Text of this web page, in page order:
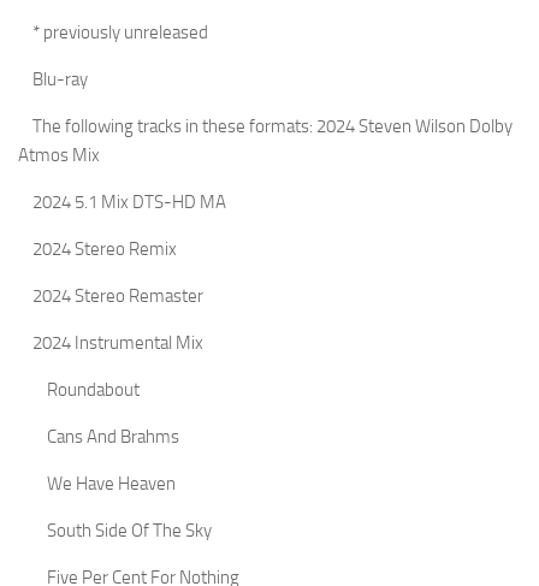
* previously unreleased
Blu-ray
The following tracks in these formats: 2024 Steven Wilson Dolby
Atmos Mix
2024 5.1 Mix DTS-HD MA
2024 Stereo Remix
2024 Stereo Remaster
2024 Instrumental Mix
Roundabout
Cans And Brahms
We Have Heaven
South Side Of The Sky
Five Per Cent For Nothing